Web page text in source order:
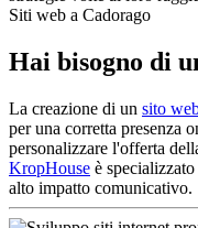
Siti web a Cadorago
Hai bisogno di
La creazione di un sito
per una corretta presenza
personalizzare l'offerta
KropHouse è
alto impatto comunicativo.